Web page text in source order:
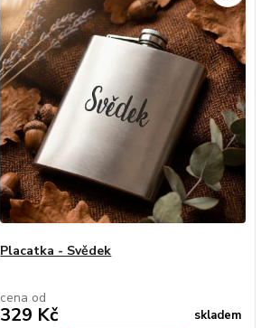
Placatka - Svědek
cena od
329 Kč skladem